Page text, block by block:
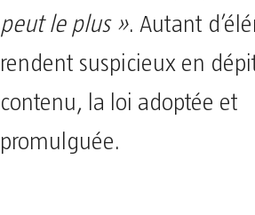
peut le plus ». Autant
rendent suspicieux en
contenu, la loi adoptée et
promulguée.